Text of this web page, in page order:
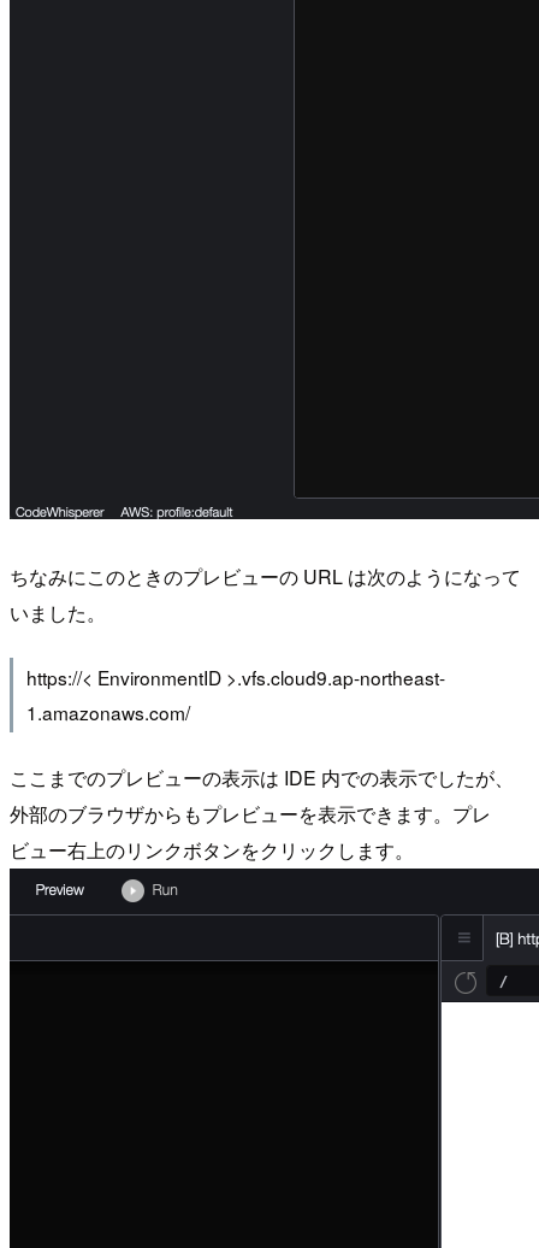
ちなみにこのときのプレビューの URL は次のようになって
いました。
https://< EnvironmentID >.vfs.cloud9.ap-northeast-
1.amazonaws.com/
ここまでのプレビューの表示は IDE 内での表示でしたが、
外部のブラウザからもプレビューを表示できます。プレ
ビュー右上のリンクボタンをクリックします。